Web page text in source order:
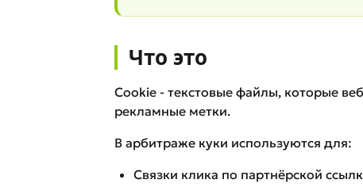
Что это
Cookie - текстовые файлы, которые
рекламные метки.
В арбитраже куки используются для:
Связки клика по партнёрской